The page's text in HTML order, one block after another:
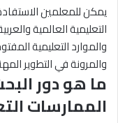
يمكن للمعلمين
التعليمية العالمية
والموارد التعليمية
والمرونة في التطوير
ما هو دور
الممارسات